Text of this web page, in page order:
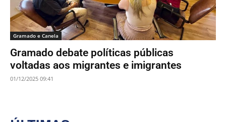
Gramado e Canela
Gramado debate políticas públicas
voltadas aos migrantes e imigrantes
01/12/2025 09:41